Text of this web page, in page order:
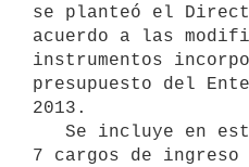
se planteó el
acuerdo a las
instrumentos
presupuesto del
2013.
7 cargos de